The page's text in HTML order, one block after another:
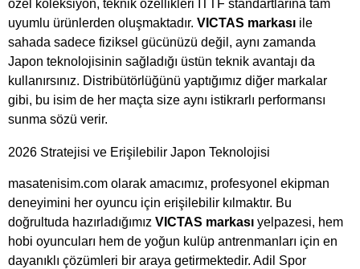
özel koleksiyon, teknik özellikleri ITTF standartlarına tam
uyumlu ürünlerden oluşmaktadır. VICTAS markası ile
sahada sadece fiziksel gücünüzü değil, aynı zamanda
Japon teknolojisinin sağladığı üstün teknik avantajı da
kullanırsınız. Distribütörlüğünü yaptığımız diğer markalar
gibi, bu isim de her maçta size aynı istikrarlı performansı
sunma sözü verir.
2026 Stratejisi ve Erişilebilir Japon Teknolojisi
masatenisim.com olarak amacımız, profesyonel ekipman
deneyimini her oyuncu için erişilebilir kılmaktır. Bu
doğrultuda hazırladığımız VICTAS markası yelpazesi, hem
hobi oyuncuları hem de yoğun kulüp antrenmanları için en
dayanıklı çözümleri bir araya getirmektedir. Adil Spor